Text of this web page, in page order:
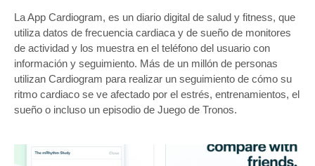
La App Cardiogram, es un diario digital de salud y fitness, que
utiliza datos de frecuencia cardiaca y de sueño de monitores
de actividad y los muestra en el teléfono del usuario con
información y seguimiento. Más de un millón de personas
utilizan Cardiogram para realizar un seguimiento de cómo su
ritmo cardiaco se ve afectado por el estrés, entrenamientos, el
sueño o incluso un episodio de Juego de Tronos.